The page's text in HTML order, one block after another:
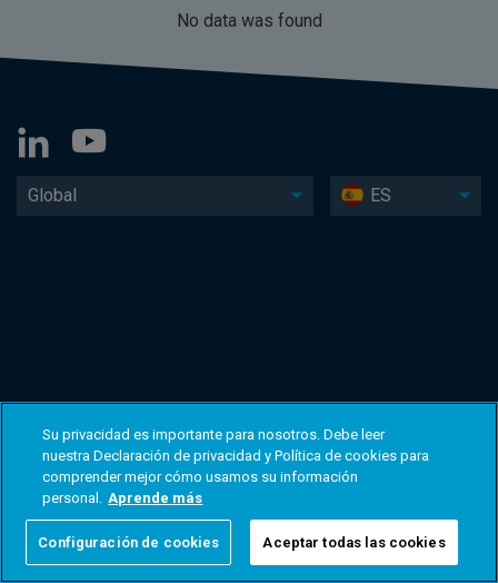
No data was found
Global ES
Su privacidad es importante para nosotros. Debe leer
nuestra Declaración de privacidad y Política de cookies para
comprender mejor cómo usamos su información
personal. Aprende más
Configuración de cookies Aceptar todas las cookies